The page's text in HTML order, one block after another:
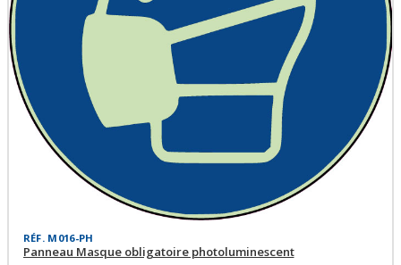
RÉF. M016-PH
Panneau Masque obligatoire photoluminescent